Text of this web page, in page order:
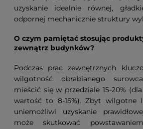
uzyskanie idealnie równej,
odpornej mechanicznie struktury
O czym pamiętać stosując
zewnątrz budynków?
Podczas prac zewnętrznych
wilgotność obrabianego
mieścić się w przedziale 15-20%
wartość to 8-15%). Zbyt wilgotne
uniemożliwi uzyskanie
może skutkować